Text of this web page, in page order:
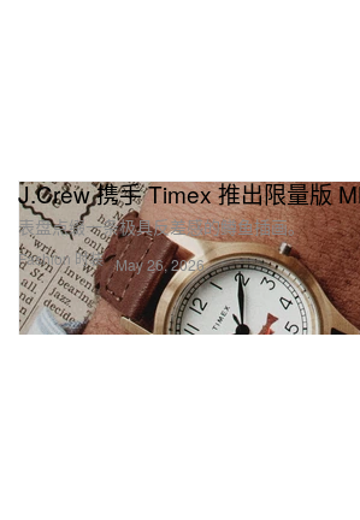
Fashion 时装
J.Crew 携手 Timex 推出限量版
表盘点缀一条极具反差感的鳟鱼插画。
May 26, 2026